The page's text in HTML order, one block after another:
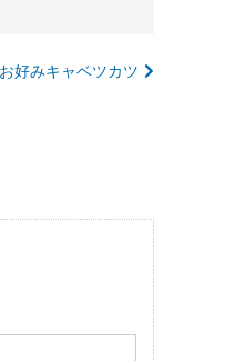
好みキャベツカツ